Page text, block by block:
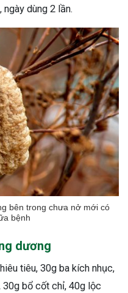
dùng 2 lần.
bên trong chưa nở mới có
bệnh
dương
tiêu, 30g ba kích nhục,
30g bổ cốt chỉ, 40g lộc